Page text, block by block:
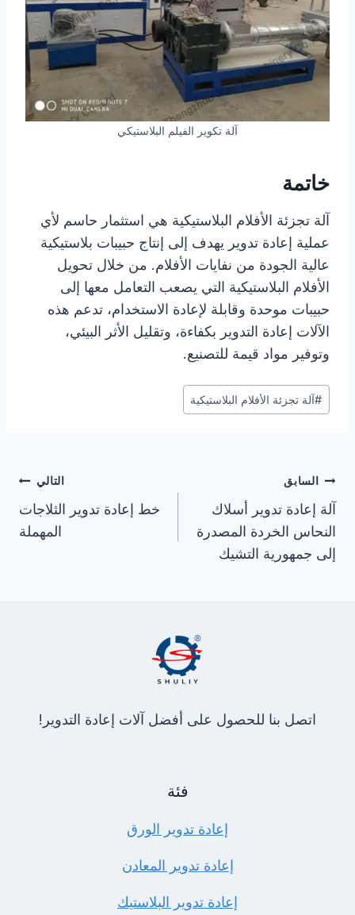
آلة تكوير الفيلم البلاستيكي
خاتمة
آلة تجزئة الأفلام البلاستيكية هي استثمار حاسم لأي
عملية إعادة تدوير يهدف إلى إنتاج حبيبات بلاستيكية
عالية الجودة من نفايات الأفلام. من خلال تحويل
الأفلام البلاستيكية التي يصعب التعامل معها إلى
حبيبات موحدة وقابلة لإعادة الاستخدام، تدعم هذه
الآلات إعادة التدوير بكفاءة، وتقليل الأثر البيئي،
وتوفير مواد قيمة للتصنيع.
وسوم
المقال:
#آلة تجزئة الأفلام البلاستيكية
تصفّح
المقالات
السابق
آلة إعادة تدوير أسلاك
النحاس الخردة المصدرة
إلى جمهورية التشيك
التالي
خط إعادة تدوير الثلاجات
المهملة
اتصل بنا للحصول على أفضل آلات إعادة التدوير!
فئة
إعادة تدوير الورق
إعادة تدوير المعادن
إعادة تدوير البلاستيك